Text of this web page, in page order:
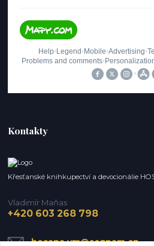
Kontakty
Křesťanské knihkupectví a devocionálie
Vladimír Maňas
+420 603 268 798
hosana.vm@seznam.cz